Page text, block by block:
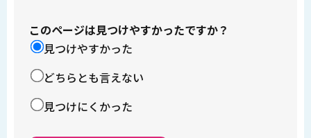
このページは見つけやすかったですか？
見つけやすかった
どちらとも言えない
見つけにくかった